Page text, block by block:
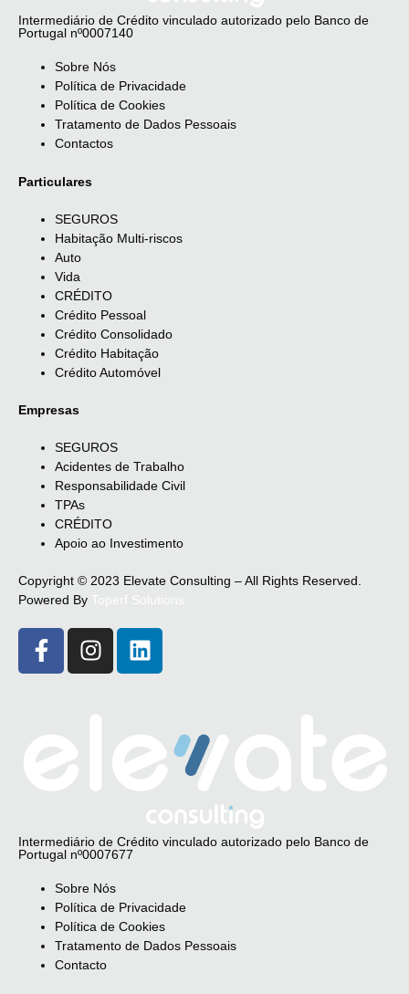
Intermediário de Crédito vinculado autorizado pelo Banco de
Portugal nº0007140
Sobre Nós
Política de Privacidade
Política de Cookies
Tratamento de Dados Pessoais
Contactos
Particulares
SEGUROS
Habitação Multi-riscos
Auto
Vida
CRÉDITO
Crédito Pessoal
Crédito Consolidado
Crédito Habitação
Crédito Automóvel
Empresas
SEGUROS
Acidentes de Trabalho
Responsabilidade Civil
TPAs
CRÉDITO
Apoio ao Investimento
Copyright © 2023 Elevate Consulting – All Rights Reserved.
Powered By
Intermediário de Crédito vinculado autorizado pelo Banco de
Portugal nº0007677
Sobre Nós
Política de Privacidade
Política de Cookies
Tratamento de Dados Pessoais
Contacto